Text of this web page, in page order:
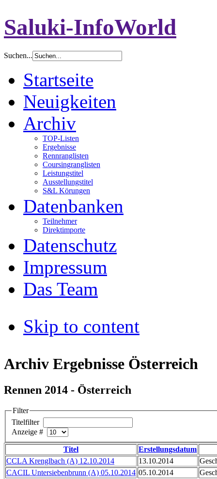
Saluki-InfoWorld
Suchen...
Startseite
Neuigkeiten
Archiv
TOP-Listen
Ergebnisse
Rennranglisten
Coursingranglisten
Leistungstitel
Ausstellungstitel
S&L Körungen
Datenbanken
Teilnehmer
Direktimporte
Datenschutz
Impressum
Das Team
Skip to content
Archiv Ergebnisse Österreich
Rennen 2014 - Österreich
Filter
Titelfilter
Anzeige #
Titel
Erstellungsdatum
CCLA Krenglbach (A) 12.10.2014
13.10.2014
CACIL Untersiebenbrunn (A) 05.10.2014 05.10.2014